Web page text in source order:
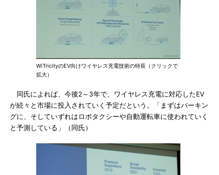
WiTricityのEV向けワイヤレス充電技術の特長（クリックで
拡大）
同氏によれば、今後2～3年で、ワイヤレス充電に対応したEV
が続々と市場に投入されていく予定だという。「まずはパーキン
グに、そしていずれはロボタクシーや自動運転車に使われていく
と予測している」（同氏）